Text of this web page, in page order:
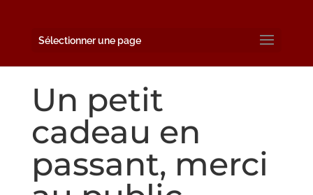
Sélectionner une page
Un petit
cadeau en
passant, merci